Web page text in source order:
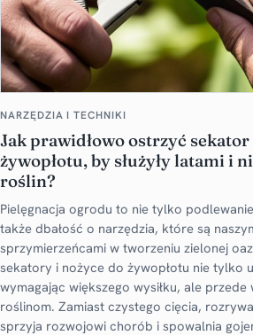
NARZĘDZIA I TECHNIKI
Jak prawidłowo ostrzyć
żywopłotu, by służyły latami i
roślin?
Pielęgnacja ogrodu to nie tylko
także dbałość o narzędzia, które są
sprzymierzeńcami w tworzeniu zielonej
sekatory i nożyce do żywopłotu nie tylko
wymagając większego wysiłku, ale przede
roślinom. Zamiast czystego cięcia,
sprzyja rozwojowi chorób i spowalnia